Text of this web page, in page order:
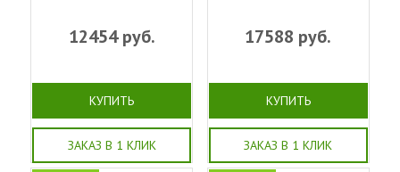
12454руб.
КУПИТЬ
ЗАКАЗ В 1 КЛИК
17588 руб.
КУПИТЬ
ЗАКАЗ В 1 КЛИК